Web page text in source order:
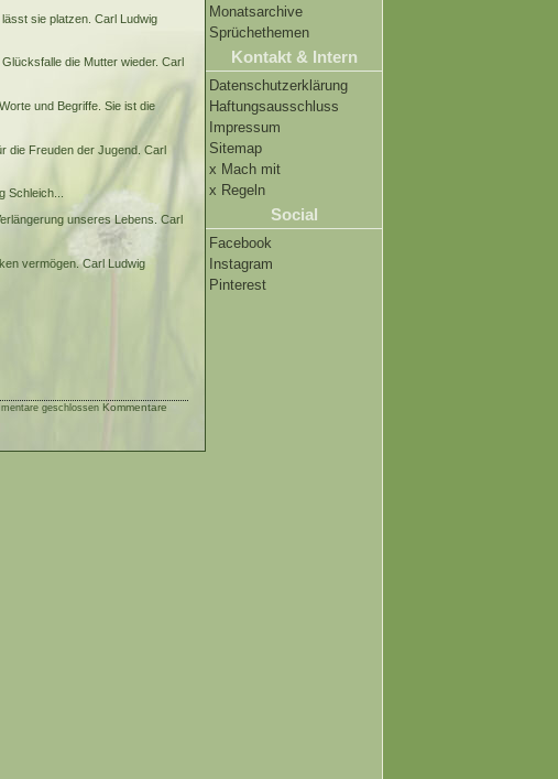
Monatsarchive
Sprüchethemen
Kontakt & Intern
Datenschutzerklärung
Haftungsausschluss
Impressum
Sitemap
x Mach mit
x Regeln
Social
Facebook
Instagram
Pinterest
sie platzen. Carl Ludwig
die Mutter wieder. Carl
und Begriffe. Sie ist die
die Freuden der Jugend. Carl
Schleich...
unseres Lebens. Carl
vermögen. Carl Ludwig
geschlossen Kommentare